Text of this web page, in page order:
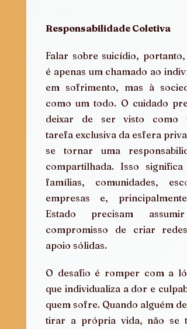
Responsabilidade Coletiva
Falar sobre suicídio, portanto,
é apenas um chamado ao
em sofrimento, mas à
como um todo. O cuidado
deixar de ser visto como
tarefa exclusiva da esfera
se tornar uma
compartilhada. Isso significa
famílias, comunidades,
empresas e,
Estado precisam
compromisso de criar redes
apoio sólidas.
O desafio é romper com a
que individualiza a dor e
quem sofre. Quando alguém
tirar a própria vida, não se